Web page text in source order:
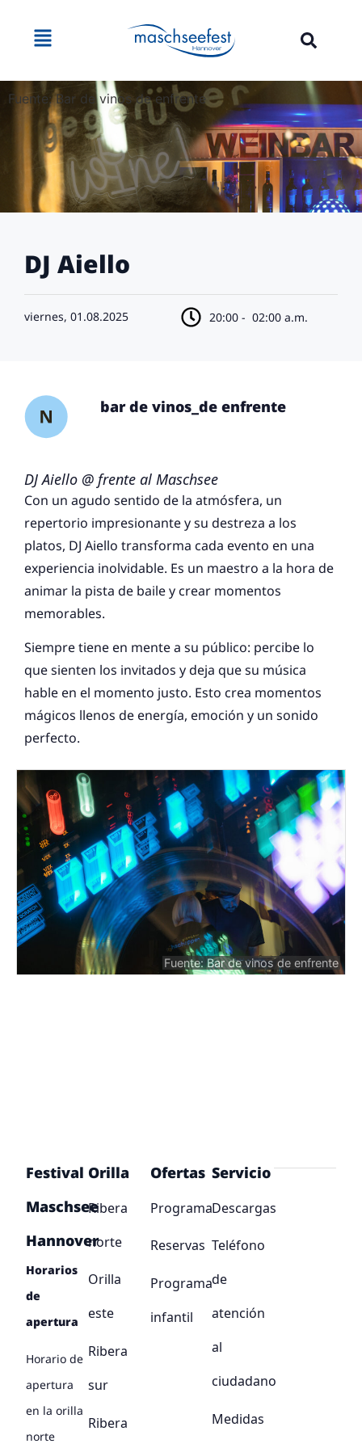
Fuente: Bar de vinos de enfrente
DJ Aiello
viernes, 01.08.2025 20:00 - 02:00 a.m.
bar de vinos_de enfrente
DJ Aiello @ frente al Maschsee
Con un agudo sentido de la atmósfera, un
repertorio impresionante y su destreza a los
platos, DJ Aiello transforma cada evento en una
experiencia inolvidable. Es un maestro a la hora de
animar la pista de baile y crear momentos
memorables.
Siempre tiene en mente a su público: percibe lo
que sienten los invitados y deja que su música
hable en el momento justo. Esto crea momentos
mágicos llenos de energía, emoción y un sonido
perfecto.
Fuente: Bar de vinos de enfrente
Festival
Maschsee
Hannover
Horarios
de
apertura
Horario de
apertura
en la orilla
norte
Orilla
Ribera
norte
Orilla
este
Ribera
sur
Ribera
Ofertas
Programa
Reservas
Programa
infantil
Servicio
Descargas
Teléfono
de
atención
al
ciudadano
Medidas